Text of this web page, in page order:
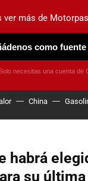
ELÉCTRICOS
China
habrá
su última
ver más de
como
necesitas una cuenta de